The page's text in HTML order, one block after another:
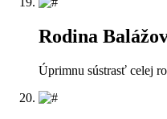
Rodina
Úprimnu sústrasť celej